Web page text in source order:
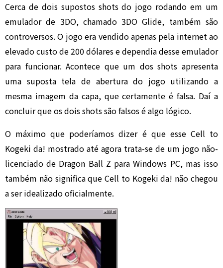
Cerca de dois supostos shots do jogo rodando em um
emulador de 3DO, chamado 3DO Glide, também são
controversos. O jogo era vendido apenas pela internet ao
elevado custo de 200 dólares e dependia desse emulador
para funcionar. Acontece que um dos shots apresenta
uma suposta tela de abertura do jogo utilizando a
mesma imagem da capa, que certamente é falsa. Daí a
concluir que os dois shots são falsos é algo lógico.
O máximo que poderíamos dizer é que esse Cell to
Kogeki da! mostrado até agora trata-se de um jogo não-
licenciado de Dragon Ball Z para Windows PC, mas isso
também não significa que Cell to Kogeki da! não chegou
a ser idealizado oficialmente.